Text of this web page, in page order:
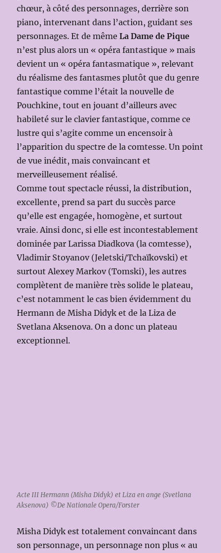
chœur, à côté des personnages, derrière son
piano, intervenant dans l’action, guidant ses
personnages. Et de mêmeLa Dame de Pique
n’est plus alors un « opéra fantastique » mais
devient un « opéra fantasmatique », relevant
du réalisme des fantasmes plutôt que du genre
fantastique comme l’était la nouvelle de
Pouchkine, tout en jouant d’ailleurs avec
habileté sur le clavier fantastique, comme ce
lustre qui s’agite comme un encensoir à
l’apparition du spectre de la comtesse. Un point
de vue inédit, mais convaincant et
merveilleusement réalisé.
Comme tout spectacle réussi, la distribution,
excellente, prend sa part du succès parce
qu’elle est engagée, homogène, et surtout
vraie. Ainsi donc, si elle est incontestablement
dominée par Larissa Diadkova (la comtesse),
Vladimir Stoyanov (Jeletski/Tchaïkovski) et
surtout Alexey Markov (Tomski), les autres
complètent de manière très solide le plateau,
c’est notamment le cas bien évidemment du
Hermann de Misha Didyk et de la Liza de
Svetlana Aksenova. On a donc un plateau
exceptionnel.
Acte III Hermann (Misha Didyk) et Liza en ange (Svetlana
Aksenova) ©De Nationale Opera/Forster
Misha Didyk est totalement convaincant dans
son personnage, un personnage non plus « au